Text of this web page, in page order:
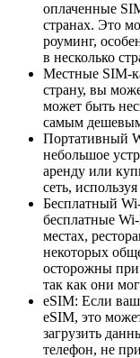
оплаченные
странах. Это
роуминг,
в несколько
Местные SIM-
страну, вы
может быть
самым
Портативный
небольшое
аренду или
сеть,
Бесплатный
бесплатные
местах,
некоторых
осторожны при
так как они
eSIM: Если
eSIM, это
загрузить
телефон, не